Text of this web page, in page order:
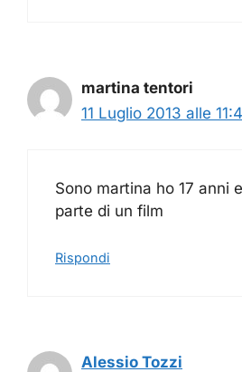
martina tentori
11 Luglio 2013 alle
Sono martina ho 17 anni
parte di un film
Rispondi
Alessio Tozzi